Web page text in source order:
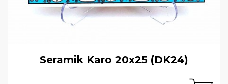
Seramik Karo 20x25 (DK24)